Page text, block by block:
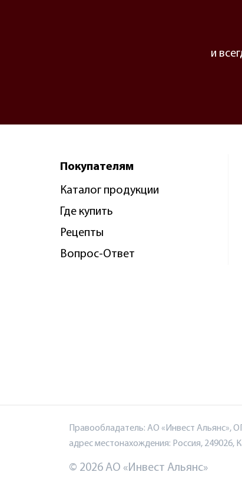
и
Покупателям
Каталог продукции
Где купить
Рецепты
Вопрос-Ответ
Правообладатель: АО «Инвест Альянс»,
адрес местонахождения: Россия, 249026,
© 2026 АО «Инвест Альянс»